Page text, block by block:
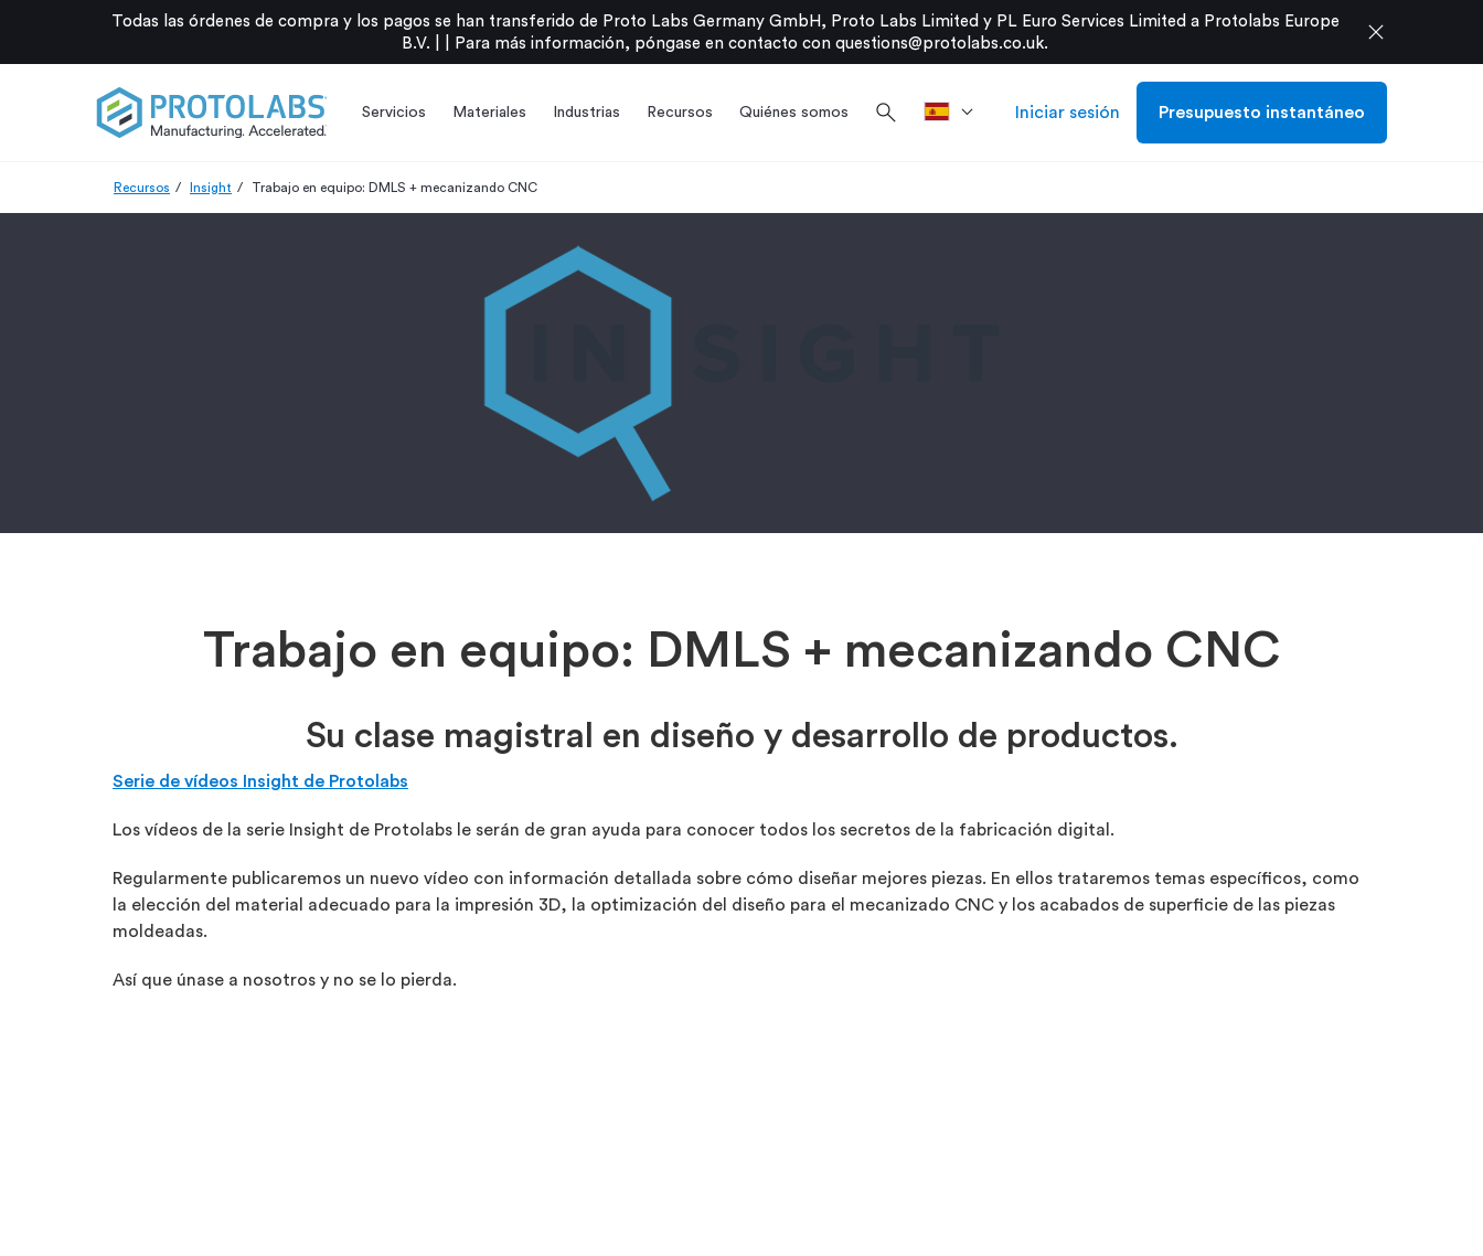
Todas las órdenes de compra y los pagos se han transferido de Proto Labs Germany GmbH, Proto Labs Limited y PL Euro Services Limited a Protolabs Europe
B.V. |
Para más información, póngase en contacto con questions@protolabs.co.uk. close
Servicios Materiales Industrias Recursos Quiénes somos search Iniciar sesión Presupuesto instantáneo
Recursos Insight Trabajo en equipo: DMLS + mecanizando CNC
Trabajo en equipo: DMLS + mecanizando CNC
Su clase magistral en diseño y desarrollo de productos.
Serie de vídeos Insight de Protolabs
Los vídeos de la serie Insight de Protolabs le serán de gran ayuda para conocer todos los secretos de la fabricación digital.
Regularmente publicaremos un nuevo vídeo con información detallada sobre cómo diseñar mejores piezas. En ellos trataremos temas específicos, como
la elección del material adecuado para la impresión 3D, la optimización del diseño para el mecanizado CNC y los acabados de superficie de las piezas
moldeadas.
Así que únase a nosotros y no se lo pierda.